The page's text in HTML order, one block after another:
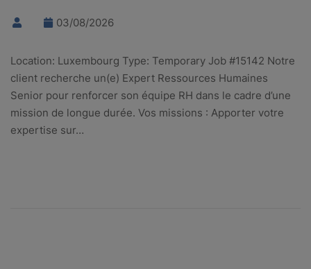
03/08/2026
Location: Luxembourg Type: Temporary Job #15142 Notre
client recherche un(e) Expert Ressources Humaines
Senior pour renforcer son équipe RH dans le cadre d’une
mission de longue durée. Vos missions : Apporter votre
expertise sur…